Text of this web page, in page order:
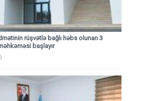
rüşvətlə bağlı həbs olunan 3
başlayır